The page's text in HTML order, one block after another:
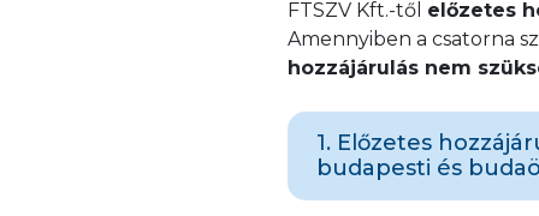
FTSZV Kft.-től előzetes
Amennyiben a csatorna
hozzájárulás nem
1. Előzetes
budapesti és